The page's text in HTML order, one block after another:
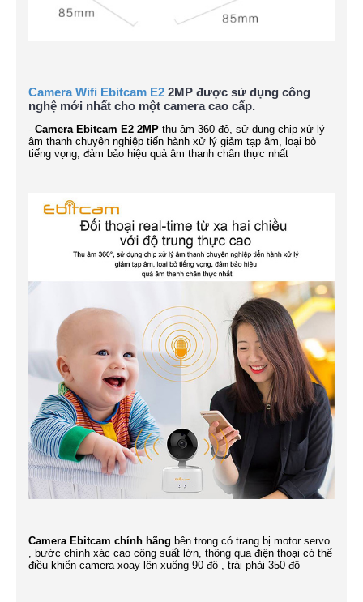
Camera Wifi Ebitcam E2 2MP được sử dụng công
nghệ mới nhất cho một camera cao cấp.
- Camera Ebitcam E2 2MP thu âm 360 độ, sử dụng chip xử lý
âm thanh chuyên nghiệp tiến hành xử lý giảm tạp âm, loại bỏ
tiếng vọng, đảm bảo hiệu quả âm thanh chân thực nhất
Camera Ebitcam chính hãng bên trong có trang bị motor servo
, bước chính xác cao công suất lớn, thông qua điện thoại có thể
điều khiển camera xoay lên xuống 90 độ , trái phải 350 độ